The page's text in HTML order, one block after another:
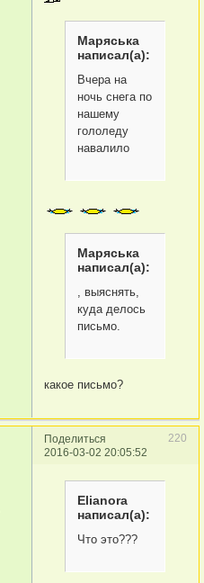
Маряська
написал(а):
Вчера на
ночь снега по
нашему
гололеду
навалило
Маряська
написал(а):
, выяснять,
куда делось
письмо.
какое письмо?
Поделиться
220
2016-03-02 20:05:52
Elianora
написал(а):
Что это???